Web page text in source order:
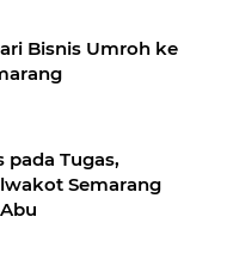
Bisnis Umroh ke
pada Tugas,
Semarang